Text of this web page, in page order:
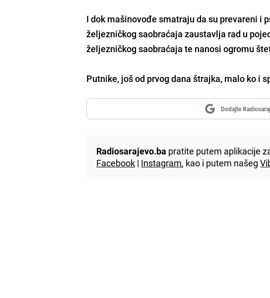
I dok mašinovođe smatraju da su prevareni i
željezničkog saobraćaja zaustavlja rad u
željezničkog saobraćaja te nanosi ogromu
Putnike, još od prvog dana štrajka, malo ko i
Dodajte
Radiosarajevo.ba pratite putem aplikacije
Facebook | Instagram, kao i putem našeg